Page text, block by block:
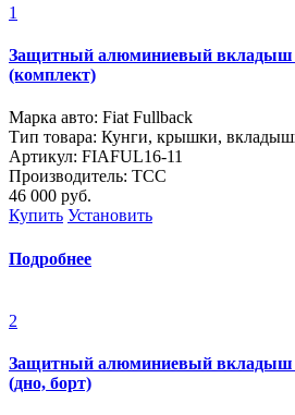
1
Защитный алюминиевый вкладыш
(комплект)
Марка авто: Fiat Fullback
Тип товара: Кунги, крышки,
Артикул: FIAFUL16-11
Производитель: ТСС
46 000 руб.
Купить Установить
Подробнее
2
Защитный алюминиевый вкладыш
(дно, борт)